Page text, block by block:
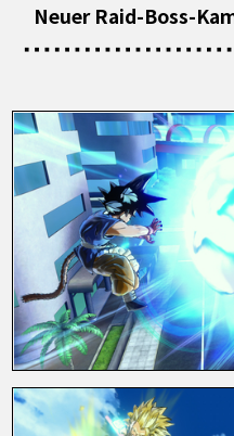
Neuer Raid-Boss-